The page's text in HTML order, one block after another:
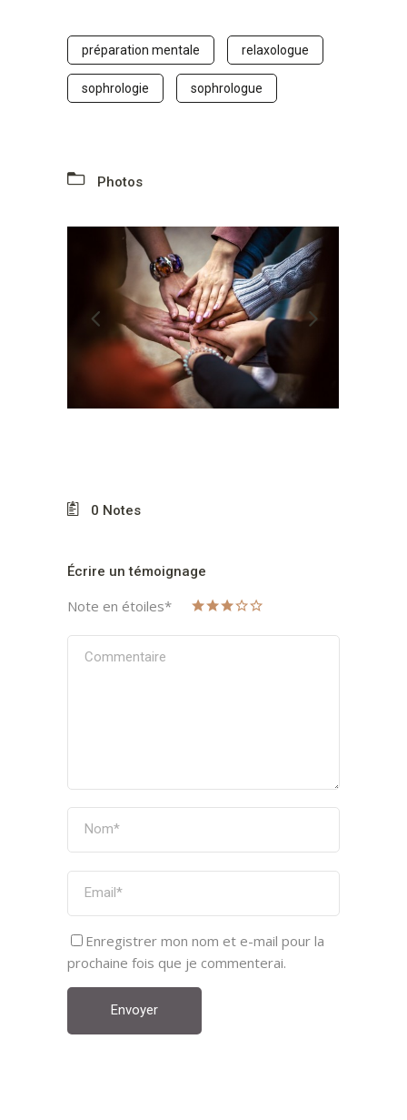
préparation mentale relaxologue
sophrologie sophrologue
Photos
0 Notes
Écrire un témoignage
Note en étoiles*
Enregistrer mon nom et e-mail pour la
prochaine fois que je commenterai.
Envoyer